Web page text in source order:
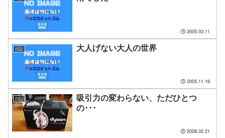
2005.03.11
日記 大人げない大人の世界
2005.11.16
日記
吸引力の変わらない、ただひとつ
の･･･
2008.02.21